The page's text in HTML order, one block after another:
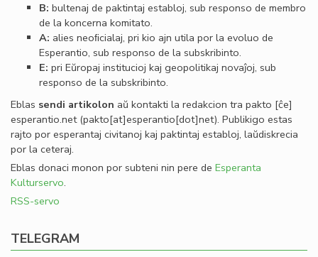
B: bultenaj de paktintaj establoj, sub responso de membro
de la koncerna komitato.
A: alies neoﬁcialaj, pri kio ajn utila por la evoluo de
Esperantio, sub responso de la subskribinto.
E: pri Eŭropaj institucioj kaj geopolitikaj novaĵoj, sub
responso de la subskribinto.
Eblas sendi artikolon aŭ kontakti la redakcion tra pakto [ĉe]
esperantio.net(pakto[at]esperantio[dot]net). Publikigo estas
rajto por esperantaj civitanoj kaj paktintaj establoj, laŭdiskrecia
por la ceteraj.
Eblas donaci monon por subteni nin pere de Esperanta
Kulturservo.
RSS-servo
TELEGRAM